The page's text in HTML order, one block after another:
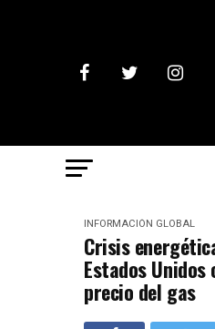
INFORMACIÓN GLOBAL
Crisis
Estados Unidos
precio del gas